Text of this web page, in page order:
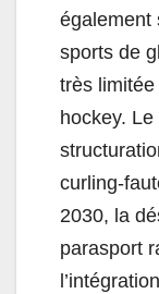
également
sports de
très
hockey.
curling-
2030, la
parasport